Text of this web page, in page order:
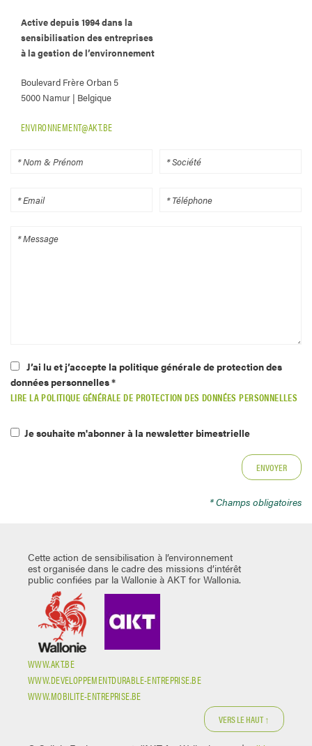
Active depuis 1994 dans la
sensibilisation des entreprises
à la gestion de l’environnement
Boulevard Frère Orban 5
5000 Namur | Belgique
ENVIRONNEMENT@AKT.BE
J’ai lu et j’accepte la politique générale de protection des
données personnelles *
LIRE LA POLITIQUE GÉNÉRALE DE PROTECTION DES DONNÉES PERSONNELLES
Je souhaite m'abonner à la newsletter bimestrielle
* Champs obligatoires
Cette action de sensibilisation à l’environnement
est organisée dans le cadre des missions d’intérêt
public confiées par la Wallonie à AKT for Wallonia.
WWW.AKT.BE
WWW.DEVELOPPEMENTDURABLE-ENTREPRISE.BE
WWW.MOBILITE-ENTREPRISE.BE
VERS LE HAUT ↑